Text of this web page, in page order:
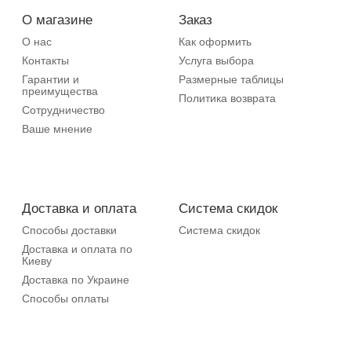
О магазине
О нас
Контакты
Гарантии и
преимущества
Сотрудничество
Ваше мнение
Заказ
Как оформить
Услуга выбора
Размерные таблицы
Политика возврата
Доставка и оплата
Способы доставки
Доставка и оплата по
Киеву
Доставка по Украине
Способы оплаты
Система скидок
Система скидок